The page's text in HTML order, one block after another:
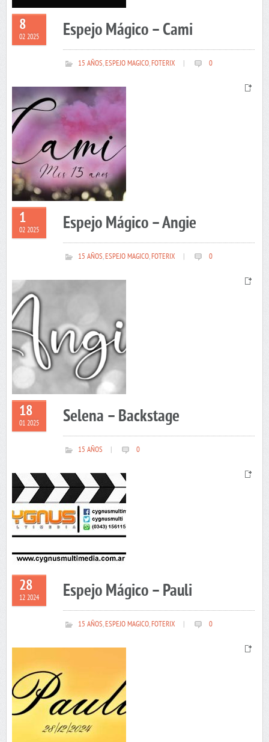
8
02 2025 Espejo Mágico – Cami
15 AÑOS,ESPEJO MAGICO,FOTERIX 0
1
02 2025 Espejo Mágico – Angie
15 AÑOS,ESPEJO MAGICO,FOTERIX 0
18
01 2025 Selena – Backstage
15 AÑOS 0
28
12 2024 Espejo Mágico – Pauli
15 AÑOS,ESPEJO MAGICO,FOTERIX 0